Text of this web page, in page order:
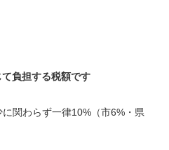
負担する税額です
関わらず一律10%（市6%・県